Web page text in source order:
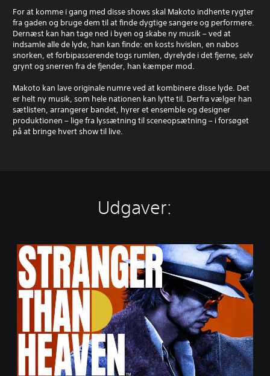
For at komme i gang med disse shows skal Makoto indhente rygter
fra gaden og bruge dem til at finde dygtige sangere og performere.
Dernæst kan han tage ned i byen og skabe ny musik – ved at
indsamle alle de lyde, han kan finde: en kosts hvislen, en nabos
snorken, et forbipasserende togs rumlen, dyrelyde i det fjerne, selv
grynt og snerren fra de fjender, han kæmper mod.
Makoto kan lave originale numre ved at kombinere disse lyde. Det
er helt ny musik, som hele nationen kan lytte til. Derfra vælger han
sætlisten, arrangerer bandet, hyrer et ensemble og designer
produktionen – lige fra lyssætning til sceneopsætning – i forsøget
på at bringe hvert show til live.
Udgaver:
S
t
a
n
d